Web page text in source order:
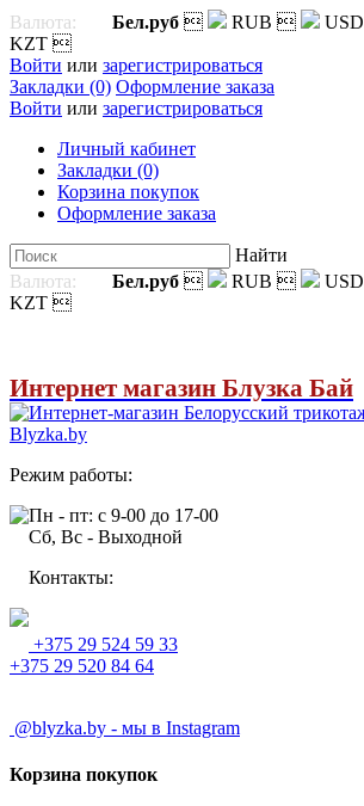
Валюта: Бел.руб  RUB  USD
KZT 
Войти или зарегистрироваться
Закладки (0) Оформление заказа
Войти или зарегистрироваться
Личный кабинет
Закладки (0)
Корзина покупок
Оформление заказа
Найти
Валюта:
Бел.руб  RUB  USD
KZT 
Интернет магазин Блузка Бай
Режим работы:
Пн - пт: с 9-00 до 17-00
Сб, Вс - Выходной
Контакты:
+375 29 524 59 33
+375 29 520 84 64
@blyzka.by - мы в Instagram
Корзина покупок